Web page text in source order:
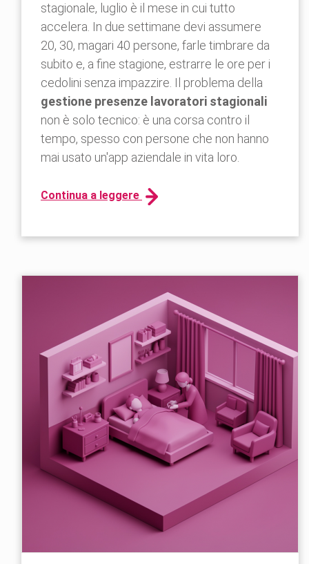
stagionale, luglio è il mese in cui tutto
accelera. In due settimane devi assumere
20, 30, magari 40 persone, farle timbrare da
subito e, a fine stagione, estrarre le ore per i
cedolini senza impazzire. Il problema della
gestione presenze lavoratori stagionali
non è solo tecnico: è una corsa contro il
tempo, spesso con persone che non hanno
mai usato un'app aziendale in vita loro.
Continua a leggere